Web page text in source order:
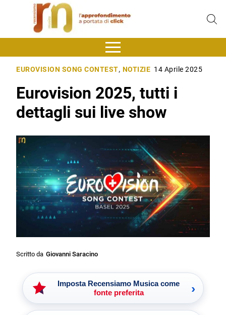
EUROVISION SONG CONTEST, NOTIZIE 14 Aprile 2025
Eurovision 2025, tutti i
dettagli sui live show
Scritto da Giovanni Saracino
Imposta Recensiamo Musica come
fonte preferita
›